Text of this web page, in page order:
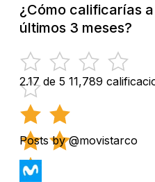
¿Cómo calificarías
últimos 3 meses?
2.17 de 5 11,789
Posts by @movistarco